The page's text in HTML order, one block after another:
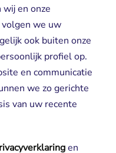
en onze
we uw
ook buiten onze
profiel op.
en communicatie
we zo gerichte
van uw recente
en